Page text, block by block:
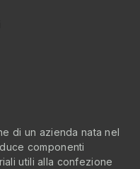
di un azienda nata nel
componenti
utili alla confezione